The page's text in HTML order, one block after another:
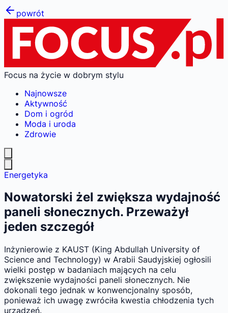
powrót
Focus na życie w dobrym stylu
Najnowsze
Aktywność
Dom i ogród
Moda i uroda
Zdrowie
Energetyka
Nowatorski żel zwiększa wydajność
paneli słonecznych. Przeważył
jeden szczegół
Inżynierowie z KAUST (King Abdullah University of
Science and Technology) w Arabii Saudyjskiej ogłosili
wielki postęp w badaniach mających na celu
zwiększenie wydajności paneli słonecznych. Nie
dokonali tego jednak w konwencjonalny sposób,
ponieważ ich uwagę zwróciła kwestia chłodzenia tych
urządzeń.